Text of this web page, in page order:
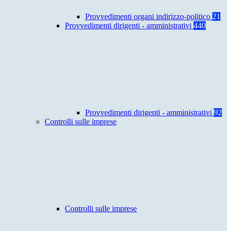
Provvedimenti organi indirizzo-politico 21
Provvedimenti dirigenti - amministrativi 440
Provvedimenti dirigenti - amministrativi 92
Controlli sulle imprese
Controlli sulle imprese